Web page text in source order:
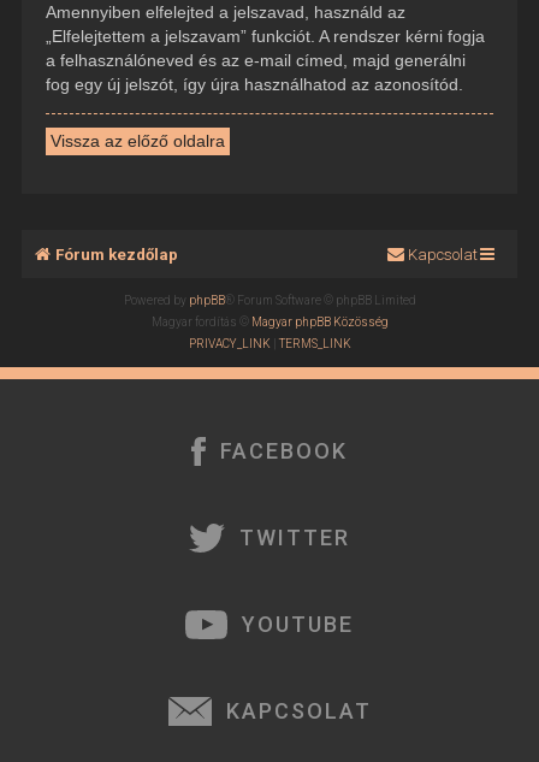
Amennyiben elfelejted a jelszavad, használd az
„Elfelejtettem a jelszavam” funkciót. A rendszer kérni fogja
a felhasználóneved és az e-mail címed, majd generálni
fog egy új jelszót, így újra használhatod az azonosítód.
Vissza az előző oldalra
Fórum kezdőlap Kapcsolat
Powered by phpBB® Forum Software © phpBB Limited
Magyar fordítás © Magyar phpBB Közösség
PRIVACY_LINK |TERMS_LINK
FACEBOOK
TWITTER
YOUTUBE
KAPCSOLAT